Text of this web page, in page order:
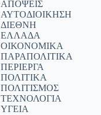
ΑΠΟΨΕΙΣ
ΑΥΤΟΔΙΟΙΚΗΣΗ
ΔΙΕΘΝΗ
ΕΛΛΑΔΑ
ΟΙΚΟΝΟΜΙΚΑ
ΠΑΡΑΠΟΛΙΤΙΚΑ
ΠΕΡΙΕΡΓΑ
ΠΟΛΙΤΙΚΑ
ΠΟΛΙΤΙΣΜΟΣ
ΤΕΧΝΟΛΟΓΙΑ
ΥΓΕΙΑ